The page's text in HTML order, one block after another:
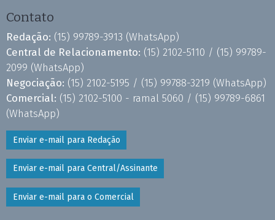
Contato
Redação: (15) 99789-3913 (WhatsApp)
Central de Relacionamento: (15) 2102-5110 / (15) 99789-
2099 (WhatsApp)
Negociação: (15) 2102-5195 / (15) 99788-3219 (WhatsApp)
Comercial: (15) 2102-5100 - ramal 5060 / (15) 99789-6861
(WhatsApp)
Enviar e-mail para Redação
Enviar e-mail para Central/Assinante
Enviar e-mail para o Comercial